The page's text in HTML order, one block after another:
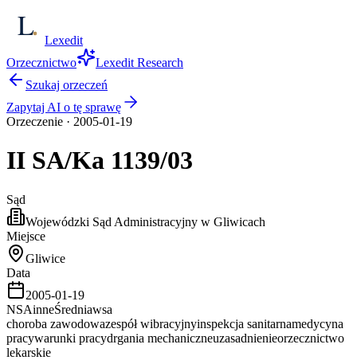
Lexedit
Orzecznictwo
Lexedit Research
Szukaj orzeczeń
Zapytaj AI o tę sprawę
Orzeczenie · 2005-01-19
II SA/Ka 1139/03
Sąd
Wojewódzki Sąd Administracyjny w Gliwicach
Miejsce
Gliwice
Data
2005-01-19
NSAinneŚredniawsa
choroba zawodowazespół wibracyjnyinspekcja sanitarnamedycyna
pracywarunki pracydrgania mechaniczneuzasadnienieorzecznictwo
lekarskie